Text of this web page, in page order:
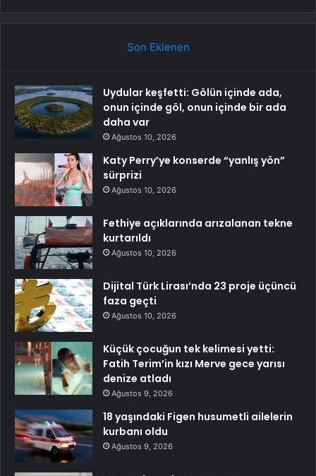
Son Eklenen
Uydular keşfetti: Gölün içinde ada,
onun içinde göl, onun içinde bir ada
daha var
Ağustos 10, 2026
Katy Perry’ye konserde “yanlış yön”
sürprizi
Ağustos 10, 2026
Fethiye açıklarında arızalanan tekne
kurtarıldı
Ağustos 10, 2026
Dijital Türk Lirası’nda 23 proje üçüncü
faza geçti
Ağustos 10, 2026
Küçük çocuğun tek kelimesi yetti:
Fatih Terim’in kızı Merve gece yarısı
denize atladı
Ağustos 9, 2026
18 yaşındaki Figen husumetli ailelerin
kurbanı oldu
Ağustos 9, 2026